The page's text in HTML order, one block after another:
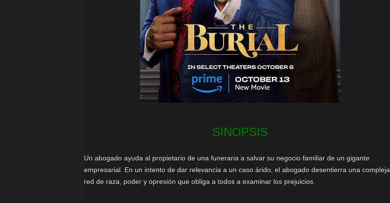
SINOPSIS
Un abogado ayuda al propietario de una funeraria a salvar su negocio familiar de un gigante
empresarial. En un intento de dar relevancia a un caso árido, el abogado desentierra una compleja
red de raza, poder y opresión que obliga a todos a examinar los prejuicios.